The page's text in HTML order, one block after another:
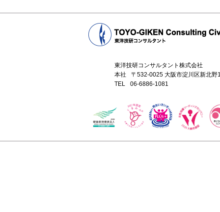
東洋技研コンサルタント株式会社
本社
〒532-0025 大阪市淀川区新北
TEL
06-6886-1081